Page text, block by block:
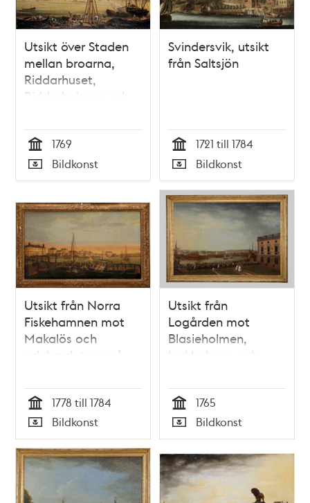
Utsikt över Staden
mellan broarna,
Riddarhuset,
Riddarholmen och
Tid
1769
Typ
Bildkonst
Svindersvik, utsikt
från Saltsjön
Tid
1721 till 1784
Typ
Bildkonst
Utsikt från Norra
Fiskehamnen mot
Makalös och
adelspalatsen på
Tid
1778 till 1784
Typ
Bildkonst
Utsikt från
Logården mot
Blasieholmen,
kyrkholmen och
Tid
1765
Typ
Bildkonst